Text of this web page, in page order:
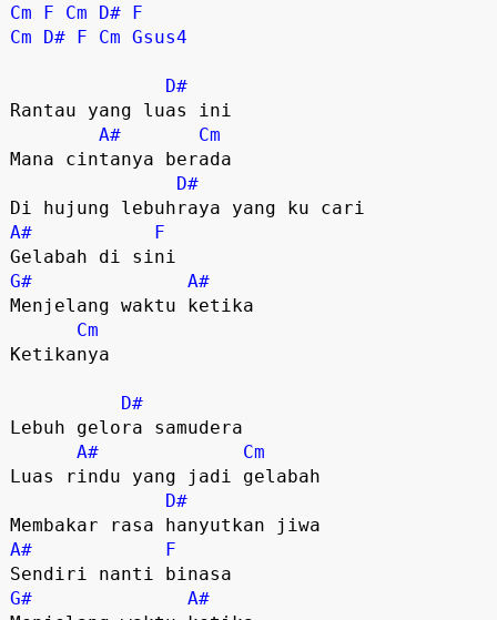
Cm
F Cm D# F
Cm
D# F Cm Gsus4
D#
Rantau yang luas ini
A#
Cm
Mana cintanya berada
D#
A#
F
G#
A#
Menjelang waktu ketika
Cm
Ketikanya
D#
Lebuh gelora samudera
A#
Cm
Luas rindu yang jadi gelabah
D#
A#
F
G#
A#